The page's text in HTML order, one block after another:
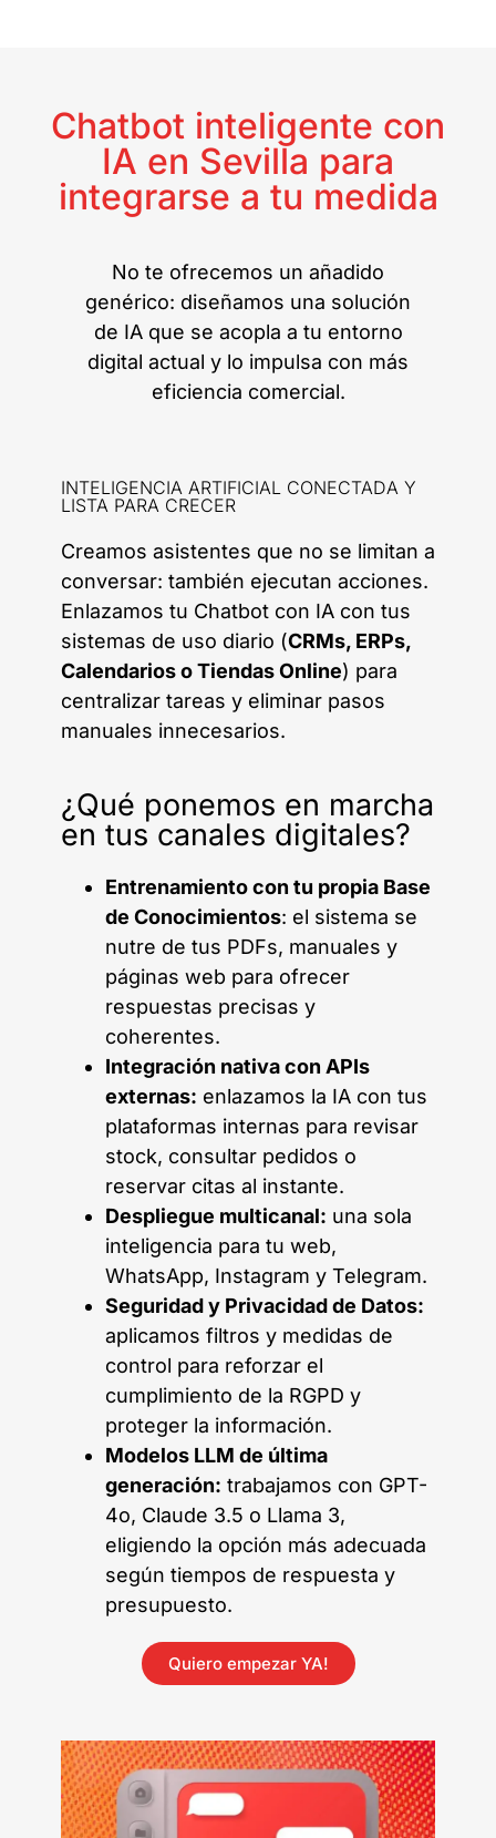
Chatbot inteligente con
IA en Sevilla para
integrarse a tu medida
No te ofrecemos un añadido
genérico: diseñamos una solución
de IA que se acopla a tu entorno
digital actual y lo impulsa con más
eficiencia comercial.
INTELIGENCIA ARTIFICIAL CONECTADA Y
LISTA PARA CRECER
Creamos asistentes que no se limitan a
conversar: también ejecutan acciones.
Enlazamos tu Chatbot con IA con tus
sistemas de uso diario (CRMs, ERPs,
Calendarios o Tiendas Online) para
centralizar tareas y eliminar pasos
manuales innecesarios.
¿Qué ponemos en marcha
en tus canales digitales?
Entrenamiento con tu propia Base
de Conocimientos: el sistema se
nutre de tus PDFs, manuales y
páginas web para ofrecer
respuestas precisas y
coherentes.
Integración nativa con APIs
externas: enlazamos la IA con tus
plataformas internas para revisar
stock, consultar pedidos o
reservar citas al instante.
Despliegue multicanal: una sola
inteligencia para tu web,
WhatsApp, Instagram y Telegram.
Seguridad y Privacidad de Datos:
aplicamos filtros y medidas de
control para reforzar el
cumplimiento de la RGPD y
proteger la información.
Modelos LLM de última
generación: trabajamos con GPT-
4o, Claude 3.5 o Llama 3,
eligiendo la opción más adecuada
según tiempos de respuesta y
presupuesto.
Quiero empezar YA!